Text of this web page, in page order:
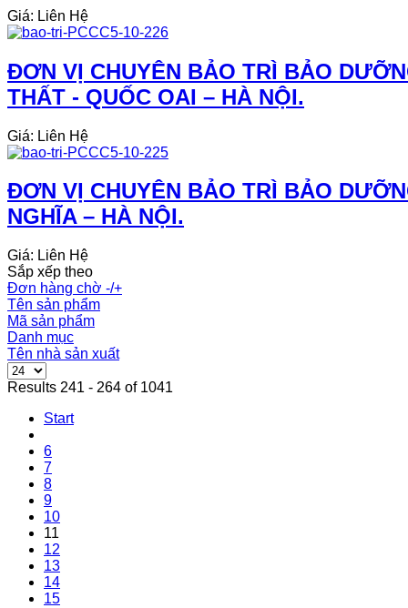
Giá: Liên Hệ
ĐƠN VỊ CHUYÊN BẢO TRÌ BẢO
THẤT - QUỐC OAI – HÀ NỘI.
Giá: Liên Hệ
ĐƠN VỊ CHUYÊN BẢO TRÌ BẢO
NGHĨA – HÀ NỘI.
Giá: Liên Hệ
Sắp xếp theo
Đơn hàng chờ -/+
Tên sản phẩm
Mã sản phẩm
Danh mục
Tên nhà sản xuất
Results 241 - 264 of 1041
Start
6
7
8
9
10
11
12
13
14
15